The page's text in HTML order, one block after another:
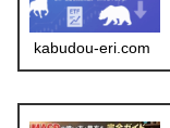
kabudou-eri.com